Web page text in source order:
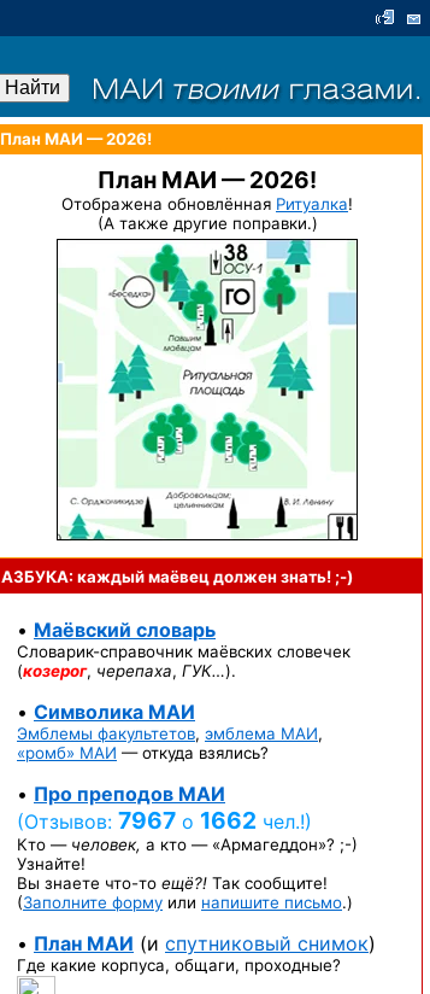
План МАИ — 2026!
План МАИ — 2026!
Отображена обновлённая Ритуалка!
(А также другие поправки.)
АЗБУКА: каждый маёвец должензнать! ;-)
• Маёвский словарь
Словарик-справочник маёвских словечек
(козерог, черепаха, ГУК…).
• Символика МАИ
Эмблемы факультетов, эмблема МАИ,
«ромб» МАИ — откуда взялись?
• Про преподов МАИ
(Отзывов: 7967 о 1662 чел.!)
Кто — человек, а кто — «Армагеддон»? ;-)
Узнайте!
Вы знаете что-то ещё?! Так сообщите!
(Заполните форму или напишите письмо.)
• План МАИ (и спутниковый снимок)
Где какие корпуса, общаги, проходные?